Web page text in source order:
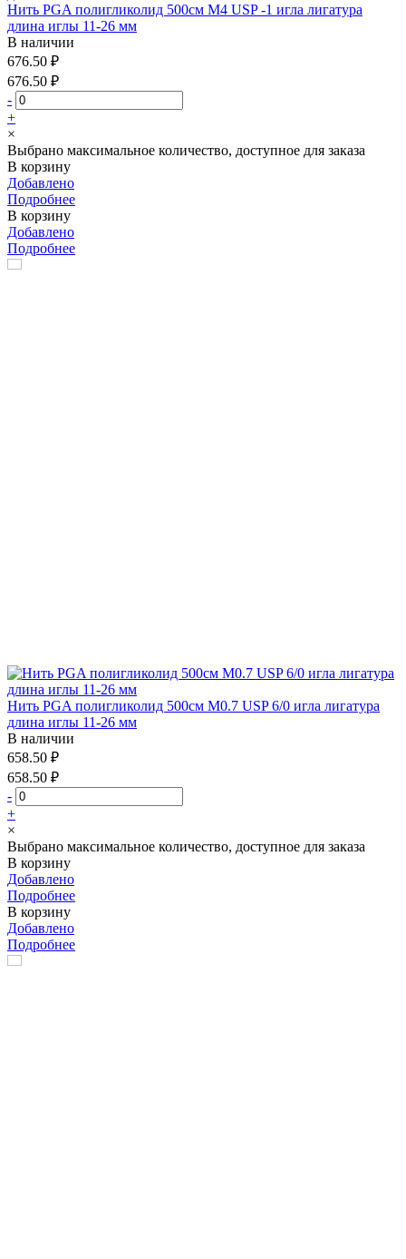
Нить PGA полигликолид 500см М4 USP -1 игла лигатура
длина иглы 11-26 мм
В наличии
676.50 ₽
676.50 ₽
-
+
×
Выбрано максимальное количество, доступное для заказа
В корзину
Добавлено
Подробнее
В корзину
Добавлено
Подробнее
Нить PGA полигликолид 500см М0.7 USP 6/0 игла лигатура
длина иглы 11-26 мм
В наличии
658.50 ₽
658.50 ₽
-
+
×
Выбрано максимальное количество, доступное для заказа
В корзину
Добавлено
Подробнее
В корзину
Добавлено
Подробнее